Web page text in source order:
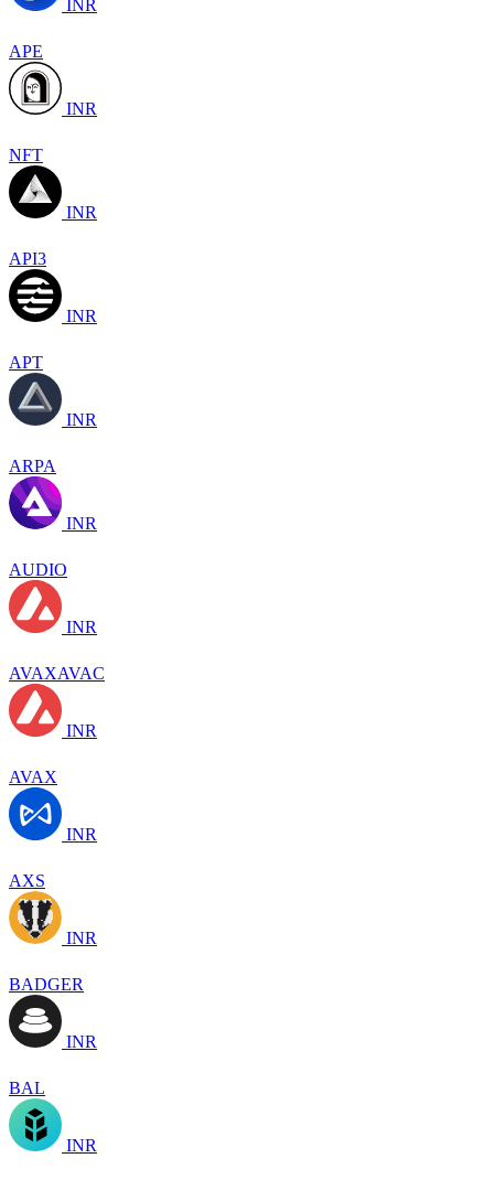
INR
APE
INR
NFT
INR
API3
INR
APT
INR
ARPA
INR
AUDIO
INR
AVAXAVAC
INR
AVAX
INR
AXS
INR
BADGER
INR
BAL
INR